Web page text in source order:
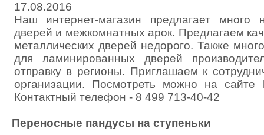
17.08.2016
Наш интернет-магазин предлагает много
дверей и межкомнатных арок. Предлагаем
металлических дверей недорого. Также
для ламинированных дверей
отправку в регионы. Приглашаем к
организации. Посмотреть можно на сайте
Контактный телефон - 8 499 713-40-42
Переносные пандусы на ступеньки